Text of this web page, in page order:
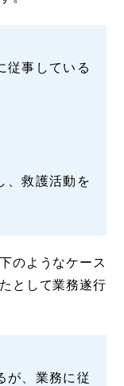
従事している
、救護活動を
のようなケース
として業務遂行
が、業務に従